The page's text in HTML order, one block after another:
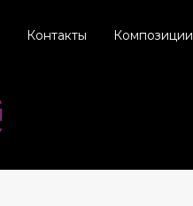
Контакты Композиции